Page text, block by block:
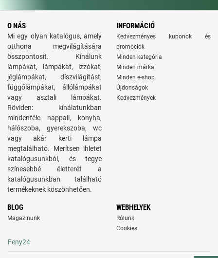
O NÁS
Mi egy olyan katalógus, amely
otthona megvilágítására
összpontosít. Kínálunk
lámpákat, lámpákat, izzókat,
jéglámpákat, díszvilágítást,
függőlámpákat, állólámpákat
vagy asztali lámpákat.
Röviden: kínálatunkban
mindenféle nappali, konyha,
hálószoba, gyerekszoba, wc
vagy akár kerti lámpa
megtalálható. Merítsen ihletet
katalógusunkból, és tegye
színesebbé életterét a
katalógusunkban található
termékeknek köszönhetően.
INFORMÁCIÓ
Kedvezményes kuponok és
promóciók
Minden kategória
Minden márka
Minden e-shop
Újdonságok
Kedvezmények
BLOG
Magazinunk
WEBHELYEK
Rólunk
Cookies
Feny24